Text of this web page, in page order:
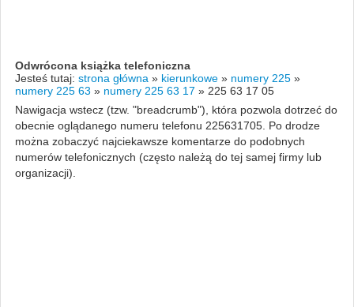
Odwrócona książka telefoniczna
Jesteś tutaj: strona główna » kierunkowe » numery 225 »
numery 225 63 » numery 225 63 17 » 225 63 17 05
Nawigacja wstecz (tzw. "breadcrumb"), która pozwola dotrzeć do
obecnie oglądanego numeru telefonu 225631705. Po drodze
można zobaczyć najciekawsze komentarze do podobnych
numerów telefonicznych (często należą do tej samej firmy lub
organizacji).